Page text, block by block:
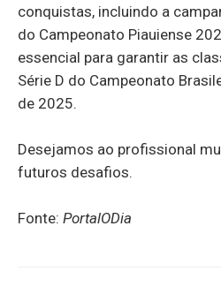
conquistas, incluindo a
do Campeonato Piauiense
essencial para garantir as
Série D do Campeonato
de 2025.
Desejamos ao profissional
futuros desafios.
Fonte: PortalODia